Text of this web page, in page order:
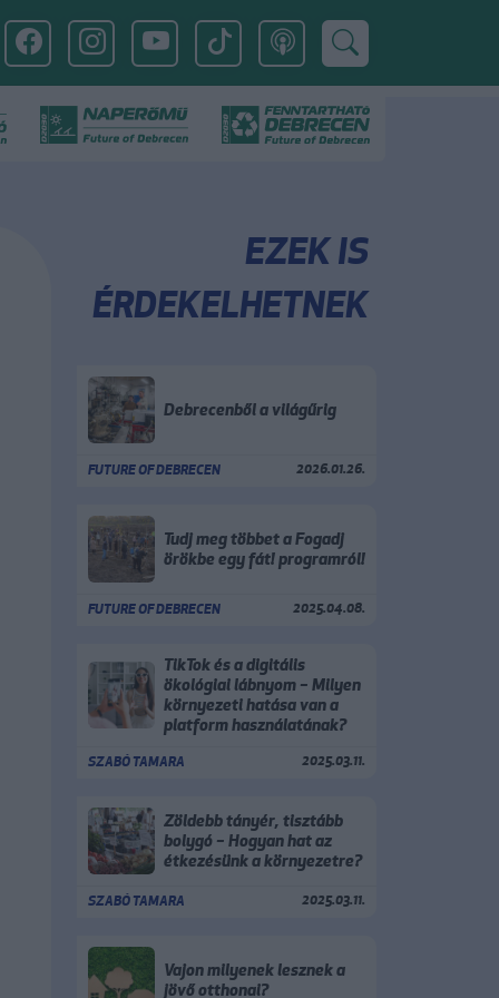
EZEK IS
ÉRDEKELHETNEK
Debrecenből a világűrig
FUTURE OF DEBRECEN 2026.01.26.
Tudj meg többet a Fogadj
örökbe egy fát! programról!
FUTURE OF DEBRECEN 2025.04.08.
TikTok és a digitális
ökológiai lábnyom – Milyen
környezeti hatása van a
platform használatának?
SZABÓ TAMARA 2025.03.11.
Zöldebb tányér, tisztább
bolygó – Hogyan hat az
étkezésünk a környezetre?
SZABÓ TAMARA 2025.03.11.
Vajon milyenek lesznek a
jövő otthonai?